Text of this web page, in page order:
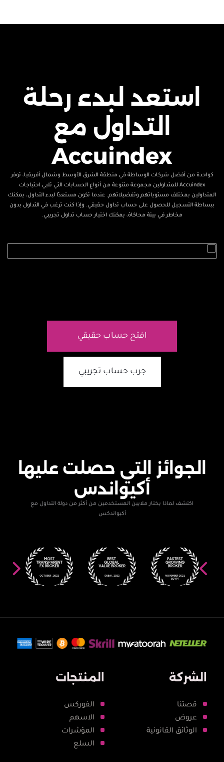
استعد لبدء رحلة
التداول مع
Accuindex
كواحدة من أفضل شركات الوساطة في منطقة الشرق الأوسط وشمال أفريقيا، توفر
Accuindex للمتداولين مجموعة متنوعة من أنواع الحسابات التي تلبي احتياجات
المتداولين بمختلف مستوياتهم وتفضيلاتهم. عندما تكون مستعدًا لبدء التداول، يمكنك
ببساطة التسجيل للحصول على حساب تداول حقيقي. وإذا كنت ترغب في التداول بدون
مخاطر في بيئة محاكاة، يمكنك اختيار حساب تداول تجريبي.
افتح حساب حقيقي
جرب حساب تجريبي
الجوائز التي حصلت عليها
أكيواندس
اكتشف لماذا يختار ملايين المستخدمين من أكثر من دولة التداول مع
أكيواندكس
الشركة
قصتنا
عروض
الوثائق القانونية
المنتجات
الفوركس
الاسهم
المؤشرات
السلع